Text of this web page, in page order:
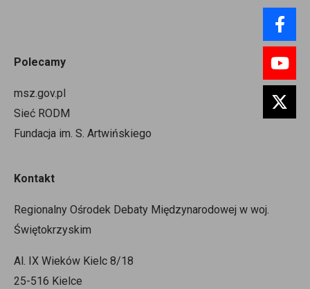
Polecamy
msz.gov.pl
Sieć RODM
Fundacja im. S. Artwińskiego
Kontakt
Regionalny Ośrodek Debaty Międzynarodowej w woj.
Świętokrzyskim
Al. IX Wieków Kielc 8/18
25-516 Kielce